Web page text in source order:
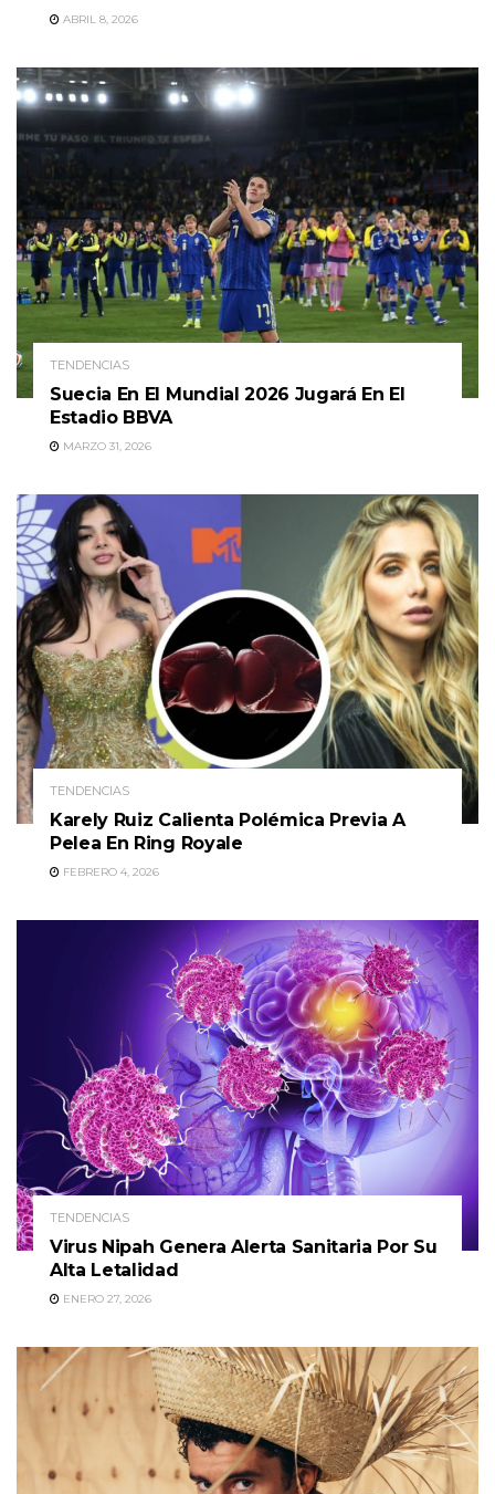
ABRIL 8, 2026
TENDENCIAS
Suecia En El Mundial 2026 Jugará En El
Estadio BBVA
MARZO 31, 2026
TENDENCIAS
Karely Ruiz Calienta Polémica Previa A
Pelea En Ring Royale
FEBRERO 4, 2026
TENDENCIAS
Virus Nipah Genera Alerta Sanitaria Por Su
Alta Letalidad
ENERO 27, 2026